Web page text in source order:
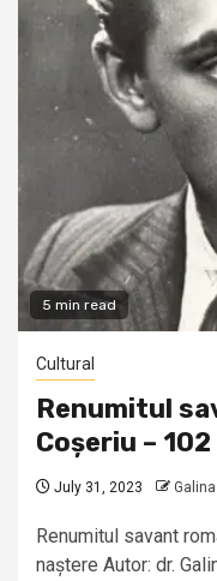
5 min read
Cultural
Renumitul
Coșeriu –
July 31, 2023
Renumitul savant
naștere Autor: dr.